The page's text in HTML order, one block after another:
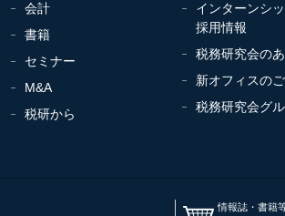
会計
書籍
セミナー
M&A
税研から
インターンシ
採用情報
税務研究会の
新オフィスの
税務研究会グ
情報誌・書籍